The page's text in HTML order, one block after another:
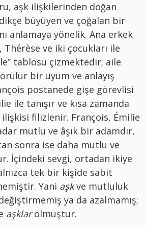
aşk ilişkilerinden doğan
büyüyen ve çoğalan bir
anlamaya yönelik. Ana erkek
ve iki çocukları ile
tablosu çizmektedir; aile
bir uyum ve anlayış
postanede gişe görevlisi
ile tanışır ve kısa zamanda
filizlenir. François, Émilie
mutlu ve âşık bir adamdır,
sonra ise daha mutlu ve
İçindeki sevgi, ortadan ikiye
tek bir kişide sabit
Yani aşkve mutluluk
ya da azalmamış;
aşklarolmuştur.